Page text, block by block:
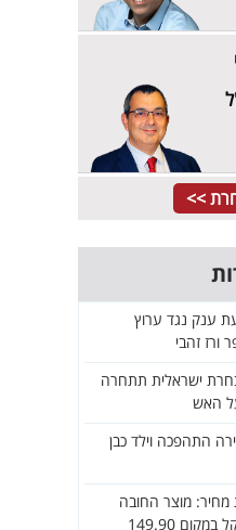
>>
ענק נגד ערוץ
ורז זהבי
ישראלית תתחרה
האש
התהפכה וילד כבן
מוצר החובה